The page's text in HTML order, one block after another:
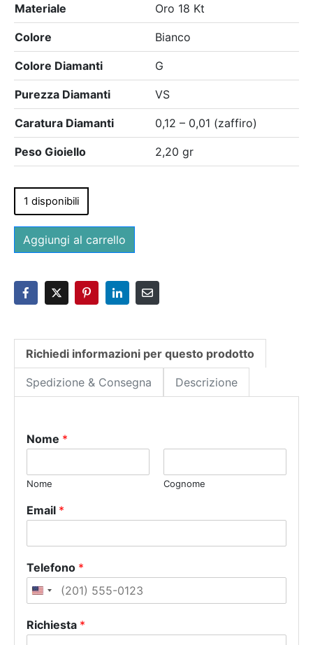
Materiale Oro 18 Kt
Colore Bianco
Colore Diamanti G
Purezza Diamanti VS
Caratura Diamanti 0,12 – 0,01 (zaffiro)
Peso Gioiello 2,20 gr
1 disponibili
Aggiungi al carrello
Richiedi informazioni per questo prodotto
Spedizione & Consegna Descrizione
Nome *
Nome Cognome
Email *
Telefono *
U
i
Richiesta *